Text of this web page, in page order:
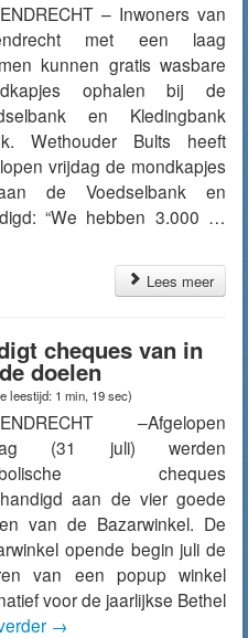
– Inwoners van
met een laag
kunnen gratis wasbare
ophalen bij de
en Kledingbank
Wethouder Bults heeft
vrijdag de mondkapjes
de Voedselbank en
“We hebben 3.000 …
Lees meer
cheques van in
doelen
leestijd: 1 min, 19 sec)
–Afgelopen
(31 juli) werden
cheques
aan de vier goede
van de Bazarwinkel. De
opende begin juli de
van een popup winkel
voor de jaarlijkse Bethel
→